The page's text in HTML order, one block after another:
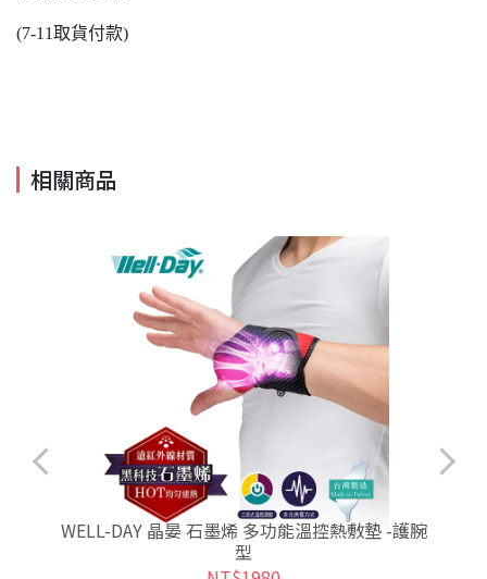
(7-11取貨付款)
相關商品
WELL-DAY 晶晏 石墨烯 多功能溫控熱敷墊 -護腕
型